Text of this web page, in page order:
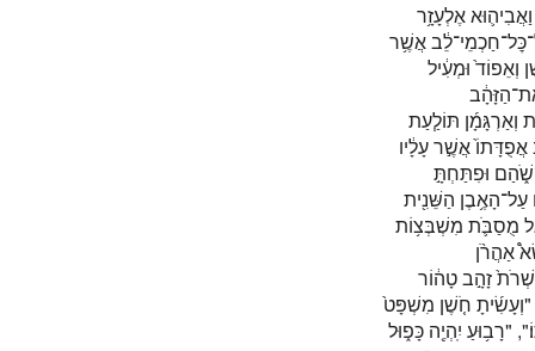
אֶלְעָזָ֥ר
אֲשֶׁ֥ר
וְאֵפוֹד֙ וּמְעִ֔יל
וְאַרְגָּמָ֜ן תּוֹלַ֧עַת
אֲשֶׁ֣ר עָלָ֔יו
וּפִתַּחְתָּ֣
הַשֵּׁנִ֖ית
מֻסַבֹּ֛ת מִשְׁבְּצ֥וֹת
אַהֲרֹ֨ן
זָהָ֣ב טָה֔וֹר
חֹ֤שֶׁן מִשְׁפָּט֙
יִֽהְיֶ֖ה כָּפ֑וּל